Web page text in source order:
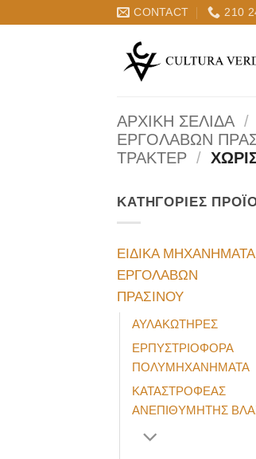
CONTACT 210
ΑΡΧΙΚΉ ΣΕΛΊΔΑ /
ΕΡΓΟΛΑΒΩΝ
ΤΡΑΚΤΕΡ /
ΚΑΤΗΓΟΡΊΕΣ
ΕΙΔΙΚΑ ΜΗΧΑΝΗΜΑΤΑ
ΕΡΓΟΛΑΒΩΝ
ΠΡΑΣΙΝΟΥ
ΑΥΛΑΚΩΤΗΡΕΣ
ΕΡΠΥΣΤΡΙΟΦΟΡΑ
ΠΟΛΥΜΗΧΑΝΗΜΑΤΑ
ΚΑΤΑΣΤΡΟΦΕΑΣ
ΑΝΕΠΙΘΥΜΗΤΗΣ